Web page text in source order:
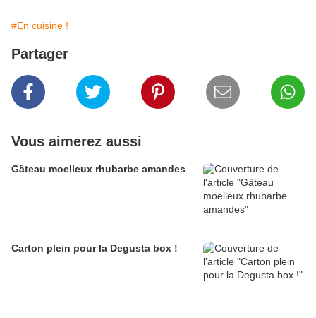
#En cuisine !
Partager
Vous aimerez aussi
Gâteau moelleux rhubarbe amandes
Carton plein pour la Degusta box !